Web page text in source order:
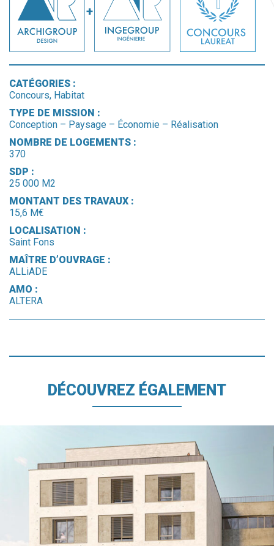
CATÉGORIES :
Concours, Habitat
TYPE DE MISSION :
Conception – Paysage – Économie – Réalisation
NOMBRE DE LOGEMENTS :
370
SDP :
25 000 M2
MONTANT DES TRAVAUX :
15,6 M€
LOCALISATION :
Saint Fons
MAÎTRE D’OUVRAGE :
ALLiADE
AMO :
ALTERA
DÉCOUVREZ ÉGALEMENT